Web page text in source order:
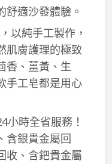
舒適沙發體驗。
以純手工製作，
肌膚護理的極致
香、薑黃、生
手工皂都是用心
小時全省服務！
含銀貴金屬回
收、含鈀貴金屬